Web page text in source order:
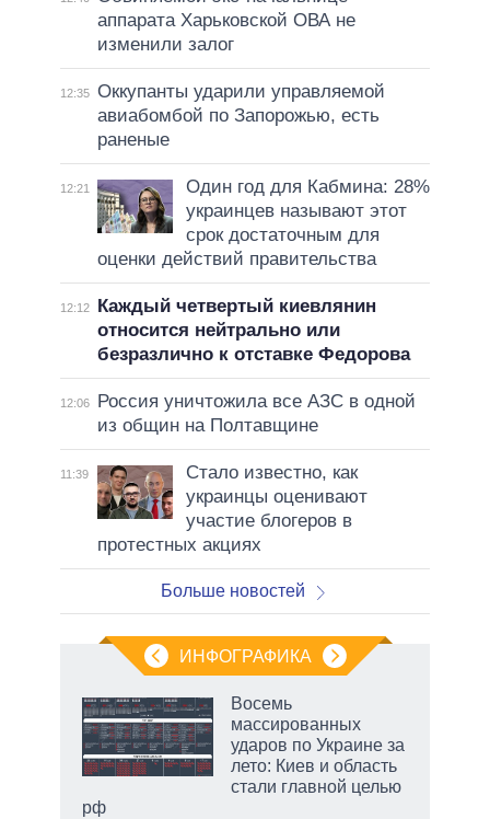
аппарата Харьковской ОВА не
изменили залог
12:35 Оккупанты ударили управляемой
авиабомбой по Запорожью, есть
раненые
12:21
Один год для Кабмина: 28%
украинцев называют этот
срок достаточным для
оценки действий правительства
12:12
Каждый четвертый киевлянин
относится нейтрально или
безразлично к отставке Федорова
12:06
Россия уничтожила все АЗС в одной
из общин на Полтавщине
11:39
Стало известно, как
украинцы оценивают
участие блогеров в
протестных акциях
Больше новостей
ИНФОГРАФИКА
Восемь
массированных
ударов по Украине за
лето: Киев и область
стали главной целью
рф